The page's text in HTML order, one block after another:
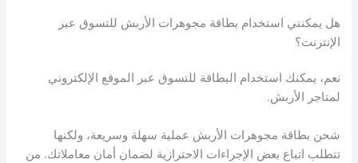
هل يمكنني استخدام بطاقة مجوهرات الأربش للتسوق عبر
الإنترنت؟
نعم، يمكنك استخدام البطاقة للتسوق عبر الموقع الإلكتروني
لمتاجر الأربش.
شحن بطاقة مجوهرات الأربش عملية سهلة وسريعة، ولكنها
تتطلب اتباع بعض الإجراءات الاحترازية لضمان أمان معاملاتك. من